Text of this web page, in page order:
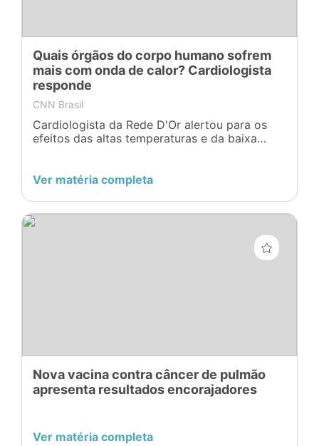
Quais órgãos do corpo humano sofrem
mais com onda de calor? Cardiologista
responde
CNN Brasil
Cardiologista da Rede D'Or alertou para os
efeitos das altas temperaturas e da baixa
Ver matéria completa
Nova vacina contra câncer de pulmão
apresenta resultados encorajadores
Ver matéria completa